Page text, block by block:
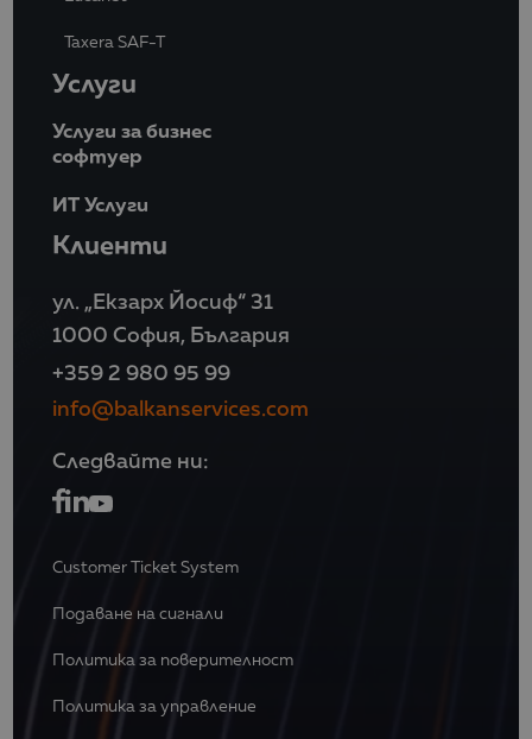
Taxera SAF-T
Услуги
Услуги за бизнес
софтуер
ИТ Услуги
Клиенти
ул. „Екзарх Йосиф“ 31
1000 София, България
+359 2 980 95 99
info@balkanservices.com
Следвайте ни:
Customer Ticket System
Подаване на сигнали
Политика за поверителност
Политика за управление